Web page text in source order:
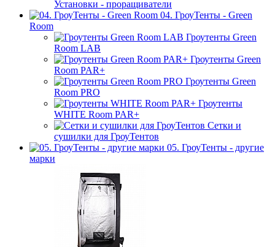
Установки - проращиватели
04. ГроуТенты - Green
Room
Гроутенты Green
Room LAB
Гроутенты Green
Room PAR+
Гроутенты Green
Room PRO
Гроутенты
WHITE Room PAR+
Сетки и
сушилки для ГроуТентов
05. ГроуТенты - другие
марки